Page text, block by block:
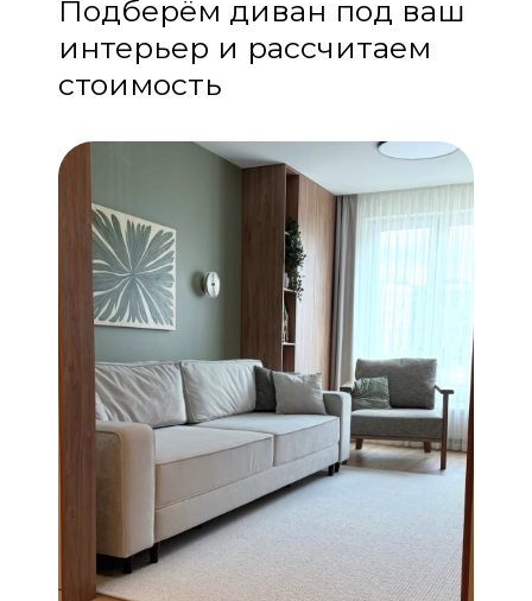
Подберём диван под ваш
интерьер и рассчитаем
стоимость